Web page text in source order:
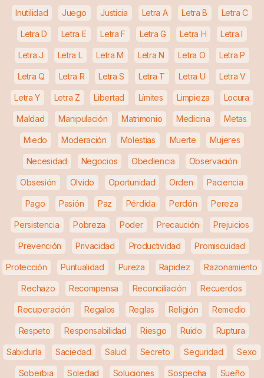
Inutilidad Juego Justicia Letra A Letra B Letra C
Letra D Letra E Letra F Letra G Letra H Letra I
Letra J Letra L Letra M Letra N Letra O Letra P
Letra Q Letra R Letra S Letra T Letra U Letra V
Letra Y Letra Z Libertad Límites Limpieza Locura
Maldad Manipulación Matrimonio Medicina Metas
Miedo Moderación Molestias Muerte Mujeres
Necesidad Negocios Obediencia Observación
Obsesión Olvido Oportunidad Orden Paciencia
Pago Pasión Paz Pérdida Perdón Pereza
Persistencia Pobreza Poder Precaución Prejuicios
Prevención Privacidad Productividad Promiscuidad
Protección Puntualidad Pureza Rapidez Razonamiento
Rechazo Recompensa Reconciliación Recuerdos
Recuperación Regalos Reglas Religión Remedio
Respeto Responsabilidad Riesgo Ruido Ruptura
Sabiduría Saciedad Salud Secreto Seguridad Sexo
Soberbia Soledad Soluciones Sospecha Sueño